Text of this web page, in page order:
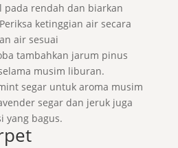
pada rendah dan biarkan
ketinggian air secara
air sesuai
tambahkan jarum pinus
musim liburan.
segar untuk aroma musim
segar dan jeruk juga
yang bagus.